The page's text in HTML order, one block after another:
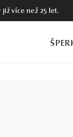
již více než 25 let.